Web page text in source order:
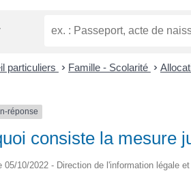
particuliers > Famille - Scolarité >
réponse
consiste la mesure
05/10/2022 - Direction de l'information légale